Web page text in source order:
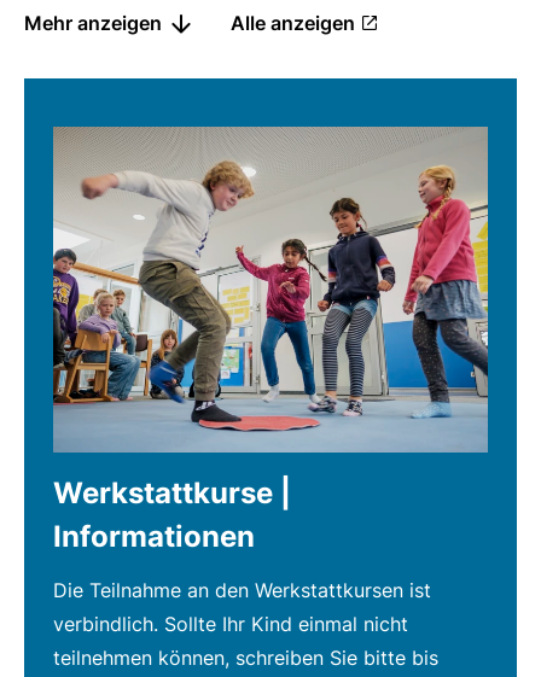
Mehr anzeigen Alle anzeigen
Werkstattkurse |
Informationen
Die Teilnahme an den Werkstattkursen ist
verbindlich. Sollte Ihr Kind einmal nicht
teilnehmen können, schreiben Sie bitte bis